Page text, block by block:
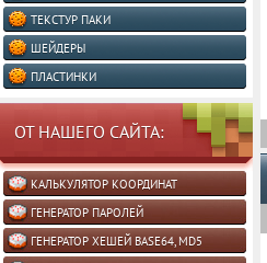
ТЕКСТУР ПАКИ
ШЕЙДЕРЫ
ПЛАСТИНКИ
ОТ НАШЕГО САЙТА:
КАЛЬКУЛЯТОР КООРДИНАТ
ГЕНЕРАТОР ПАРОЛЕЙ
ГЕНЕРАТОР ХЕШЕЙ BASE64, MD5